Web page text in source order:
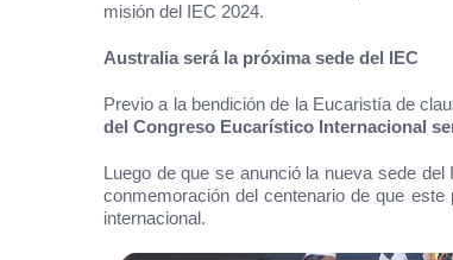
misión del IEC 2024.
Australia será la próxima sede del IEC
Previo a la bendición de la Eucaristía de
del Congreso Eucarístico Internacional
Luego de que se anunció la nueva sede
conmemoración del centenario de que
internacional.